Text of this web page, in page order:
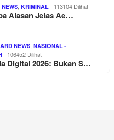
, KRIMINAL 113104 Dilihat
Alasan Jelas Ae…
NEWS, NASIONAL -
106452 Dilihat
Digital 2026: Bukan S…